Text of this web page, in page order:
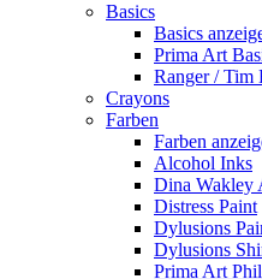
Basics
Basics
Prima Art
Ranger / Tim
Crayons
Farben
Farben
Alcohol Inks
Dina Wakley
Distress Paint
Dylusions
Dylusions
Prima Art